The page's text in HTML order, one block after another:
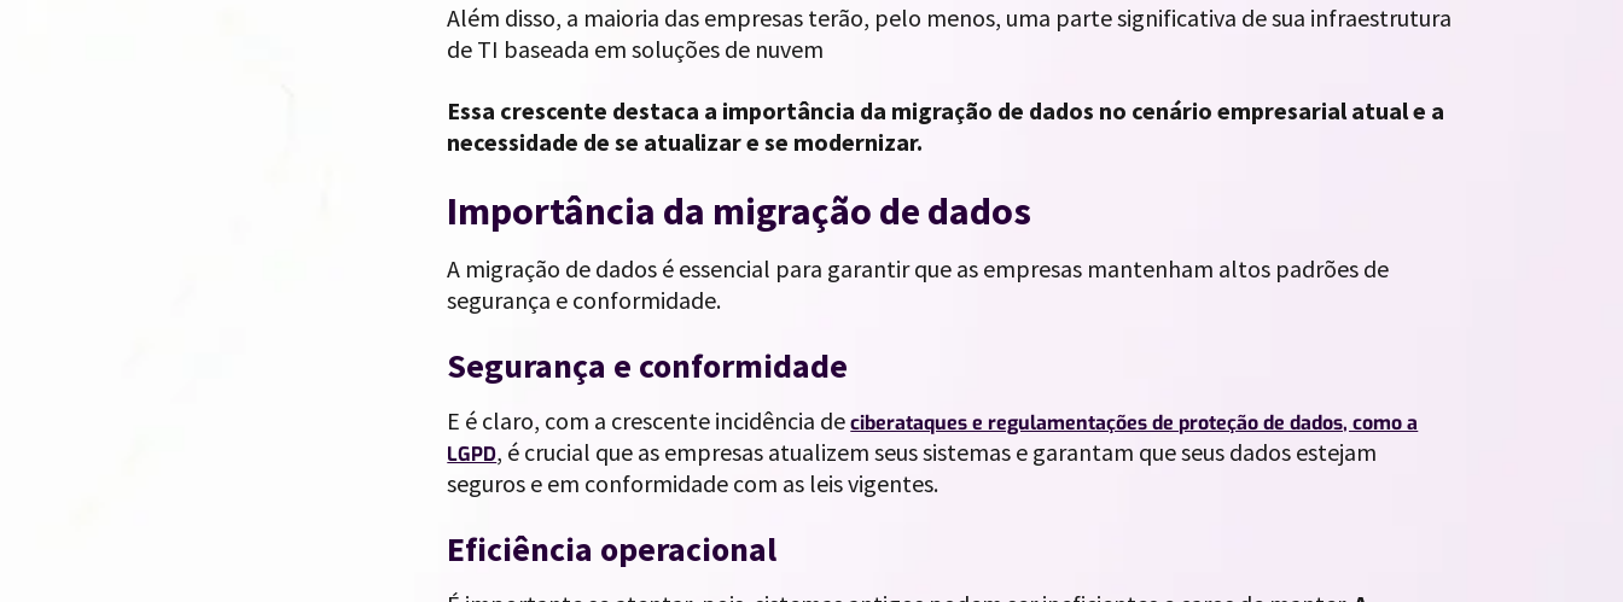
Além disso, a maioria das empresas terão, pelo menos, uma parte significativa de sua infraestrutura
de TI baseada em soluções de nuvem
Essa crescente destaca a importância da migração de dados no cenário empresarial atual e a
necessidade de se atualizar e se modernizar.
Importância da migração de dados
A migração de dados é essencial para garantir que as empresas mantenham altos padrões de
segurança e conformidade.
Segurança e conformidade
E é claro, com a crescente incidência deciberataques e regulamentações de proteção de dados, como a
LGPD, é crucial que as empresas atualizem seus sistemas e garantam que seus dados estejam
seguros e em conformidade com as leis vigentes.
Eficiência operacional